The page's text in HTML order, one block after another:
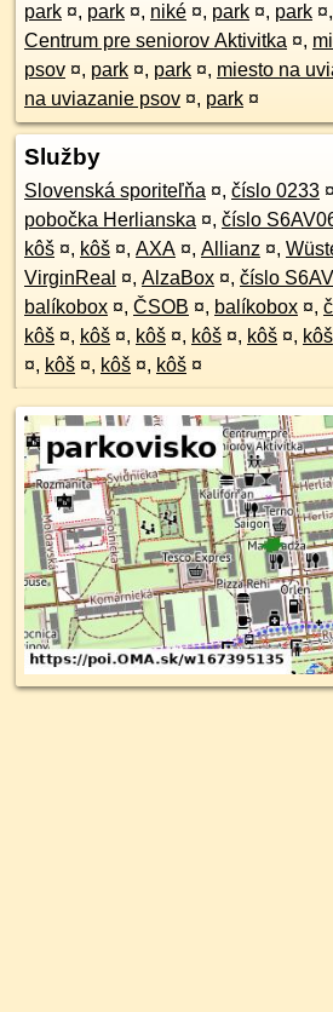
park ¤, park ¤, niké ¤, park ¤, park ¤,
Centrum pre seniorov Aktivitka ¤,
psov ¤, park ¤, park ¤, miesto na
na uviazanie psov ¤, park ¤
Služby
Slovenská sporiteľňa ¤, číslo 0233 ¤
pobočka Herlianska ¤, číslo
kôš ¤, kôš ¤, AXA ¤, Allianz ¤,
VirginReal ¤, AlzaBox ¤, číslo
balíkobox ¤, ČSOB ¤, balíkobox ¤,
kôš ¤, kôš ¤, kôš ¤, kôš ¤, kôš ¤, kôš
¤, kôš ¤, kôš ¤, kôš ¤